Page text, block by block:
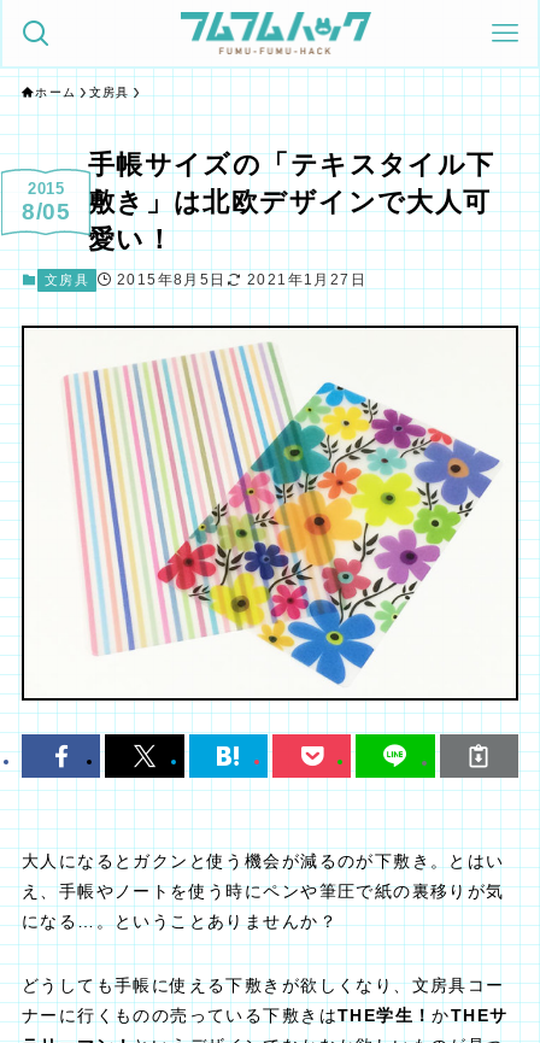
ホーム 文房具
手帳サイズの「テキスタイル下
敷き」は北欧デザインで大人可
愛い！
2015
8/05
文房具 2015年8月5日 2021年1月27日
大人になるとガクンと使う機会が減るのが下敷き。とはい
え、手帳やノートを使う時にペンや筆圧で紙の裏移りが気
になる…。ということありませんか？
どうしても手帳に使える下敷きが欲しくなり、文房具コー
ナーに行くものの売っている下敷きはTHE学生！かTHEサ